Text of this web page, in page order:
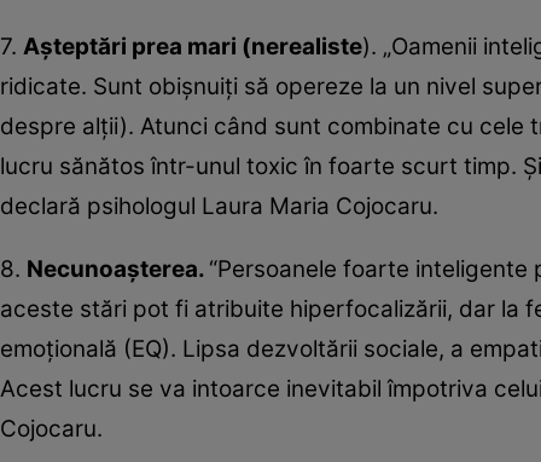
7. Așteptări prea mari (nerealiste). „Oamenii
ridicate. Sunt obișnuiți să opereze la un nivel
despre alții). Atunci când sunt combinate cu
lucru sănătos într-unul toxic în foarte scurt timp.
declară psihologul Laura Maria Cojocaru.
8. Necunoașterea. “Persoanele foarte
aceste stări pot fi atribuite hiperfocalizării, dar la
emoțională (EQ). Lipsa dezvoltării sociale, a
Acest lucru se va intoarce inevitabil împotriva
Cojocaru.